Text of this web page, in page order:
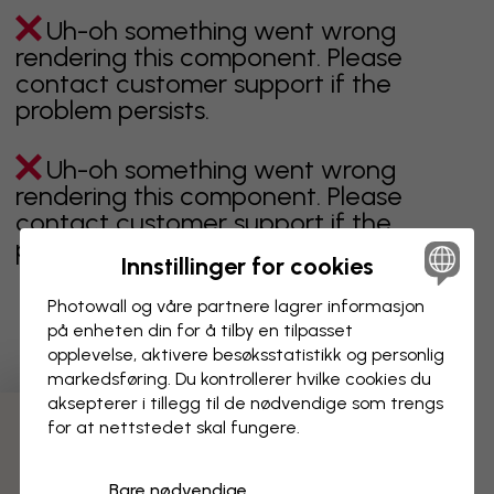
Uh-oh something went wrong
rendering this component. Please
contact customer support if the
problem persists.
Uh-oh something went wrong
rendering this component. Please
contact customer support if the
problem persists.
Viser side 1 av 1 sider
Oppdag fleire kategoriar
Innstillinger for cookies
Photowall og våre partnere lagrer informasjon
på enheten din for å tilby en tilpasset
opplevelse, aktivere besøks­statistikk og personlig
markedsføring. Du kontrollerer hvilke cookies du
aksepterer i tillegg til de nødvendige som trengs
for at nettstedet skal fungere.